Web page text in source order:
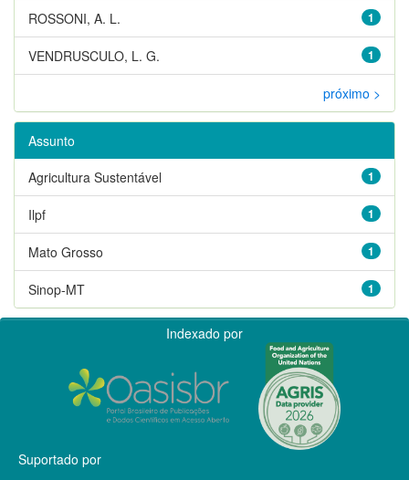
1
ROSSONI, A. L.
1
VENDRUSCULO, L. G.
próximo >
Assunto
1
Agricultura Sustentável
1
Ilpf
1
Mato Grosso
1
Sinop-MT
Indexado por
Suportado por